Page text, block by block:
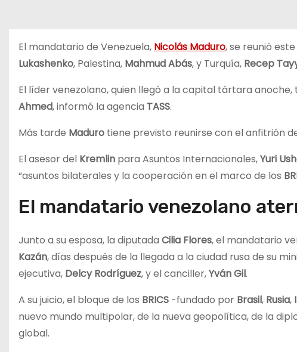
El mandatario de Venezuela, Nicolás Maduro, se reunió
Lukashenko, Palestina, Mahmud Abás, y Turquía, Recep
El líder venezolano, quien llegó a la capital tártara
Ahmed, informó la agencia TASS.
Más tarde Maduro tiene previsto reunirse con el anfitrión
El asesor del Kremlin para Asuntos Internacionales,Yuri
“asuntos bilaterales y la cooperación en el marco de los
El mandatario venezolano
Junto a su esposa, la diputada Cilia Flores, el mandatario
Kazán, días después de la llegada a la ciudad rusa de su
ejecutiva, Delcy Rodríguez, y el canciller,Yván Gil.
A su juicio, el bloque de los BRICS -fundado por Brasil, Rusia,
nuevo mundo multipolar, de la nueva geopolítica, de la
global.